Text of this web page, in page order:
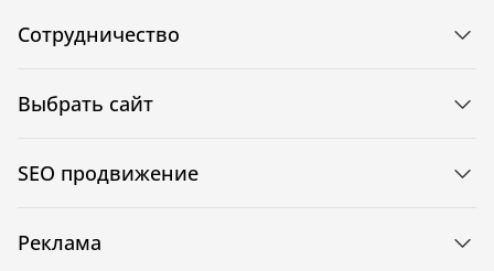
Сотрудничество
Выбрать сайт
SEO продвижение
Реклама